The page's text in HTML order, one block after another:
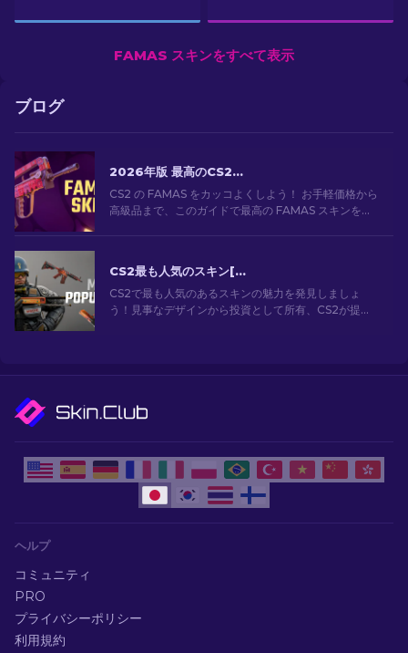
FAMAS スキンをすべて表示
ブログ
2026年版 最高のCS2 FAMASスキン：安価なものから最も高価なものまで
CS2 の FAMAS をカッコよくしよう！ お手軽価格から
高級品まで、このガイドで最高の FAMAS スキンを見
CS2最も人気のスキン[2026]
CS2で最も人気のあるスキンの魅力を発見しましょ
う！見事なデザインから投資として所有、CS2が提供
ヘルプ
コミュニティ
PRO
プライバシーポリシー
利用規約